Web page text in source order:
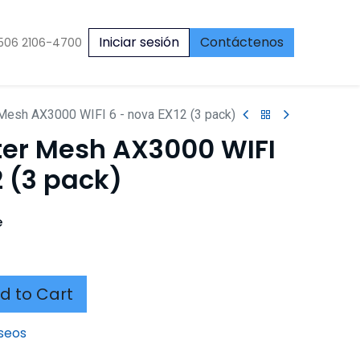
2106-4700 Iniciar sesión Contáctenos
AX3000 WIFI 6 - nova EX12 (3 pack)
Mesh AX3000 WIFI
(3 pack)
to Cart